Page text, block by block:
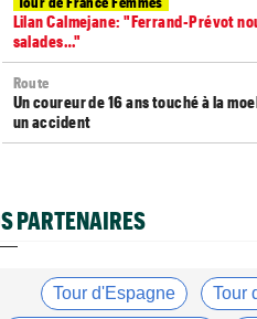
Lilan Calmejane: "Ferrand-Prévot
salades…"
Route
Un coureur de 16 ans touché à la
un accident
Tour de France Femmes
Chaînes et Horaires… La diffusion TV
Route
PARTENAIRES
Tour d'Espagne Tour